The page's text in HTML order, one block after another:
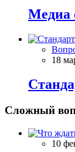
Meдиа
18
Сложный
10